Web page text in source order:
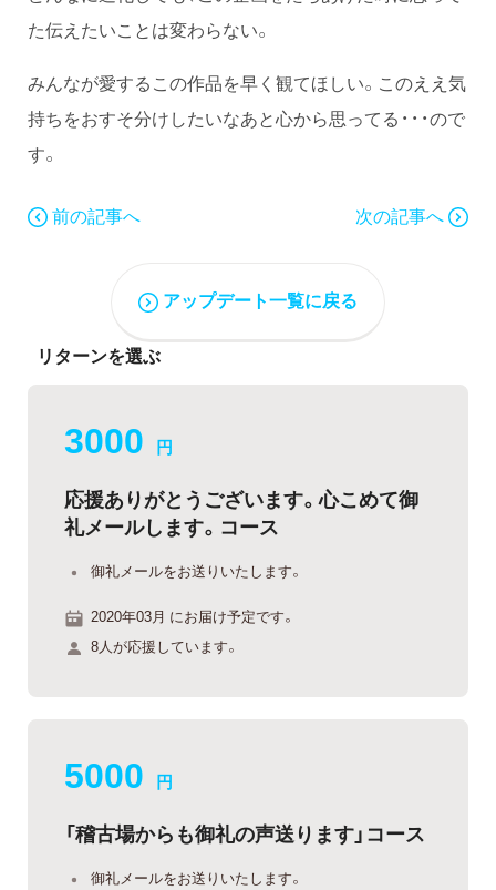
た伝えたいことは変わらない。
みんなが愛するこの作品を早く観てほしい。このええ気
持ちをおすそ分けしたいなあと心から思ってる・・・ので
す。
前の記事へ 次の記事へ
アップデート一覧に戻る
リターンを選ぶ
3000 円
応援ありがとうございます。心こめて御
礼メールします。コース
御礼メールをお送りいたします。
2020年03月 にお届け予定です。
8人が応援しています。
5000 円
「稽古場からも御礼の声送ります」コース
御礼メールをお送りいたします。